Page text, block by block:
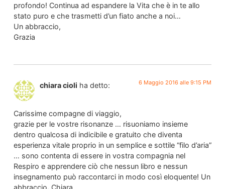
profondo! Continua ad espandere la Vita che è in te allo
stato puro e che trasmetti d’un fiato anche a noi…
Un abbraccio,
Grazia
chiara cioli ha detto: 6 Maggio 2016 alle 9:15 PM
Carissime compagne di viaggio,
grazie per le vostre risonanze … risuoniamo insieme
dentro qualcosa di indicibile e gratuito che diventa
esperienza vitale proprio in un semplice e sottile “filo d’aria”
… sono contenta di essere in vostra compagnia nel
Respiro e apprendere ciò che nessun libro e nessun
insegnamento può raccontarci in modo così eloquente! Un